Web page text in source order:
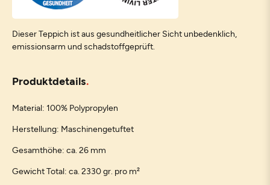
Dieser Teppich ist aus gesundheitlicher Sicht unbedenklich,
emissionsarm und schadstoffgeprüft.
Produktdetails
Material: 100% Polypropylen
Herstellung: Maschinengetuftet
Gesamthöhe: ca. 26 mm
Gewicht Total: ca. 2330 gr. pro m²